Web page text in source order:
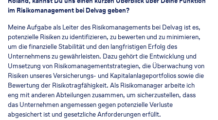
im Risikomanagement bei Delvag geben?
Meine Aufgabe als Leiter des Risikomanagements bei Delvag ist es,
potenzielle Risiken zu identifizieren, zu bewerten und zu minimieren,
um die finanzielle Stabilität und den langfristigen Erfolg des
Unternehmens zu gewährleisten. Dazu gehört die Entwicklung und
Umsetzung von Risikomanagementstrategien, die Überwachung von
Risiken unseres Versicherungs- und Kapitalanlageportfolios sowie die
Bewertung der Risikotragfähigkeit. Als Risikomanager arbeite ich
eng mit anderen Abteilungen zusammen, um sicherzustellen, dass
das Unternehmen angemessen gegen potenzielle Verluste
abgesichert ist und gesetzliche Anforderungen erfüllt.